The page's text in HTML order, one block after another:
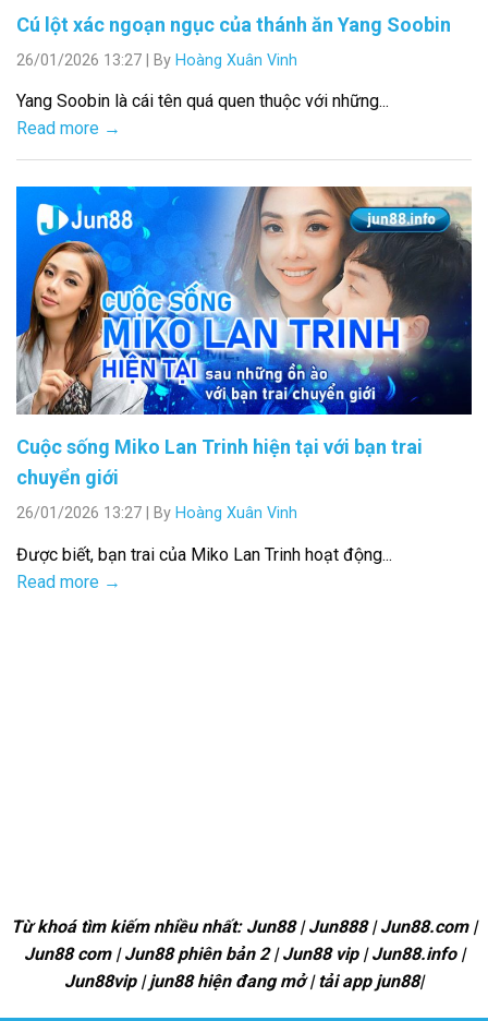
Cú lột xác ngoạn ngục của thánh ăn Yang Soobin
26/01/2026 13:27 By Hoàng Xuân Vinh
Yang Soobin là cái tên quá quen thuộc với những...
Read more →
Cuộc sống Miko Lan Trinh hiện tại với bạn trai
chuyển giới
26/01/2026 13:27 By Hoàng Xuân Vinh
Được biết, bạn trai của Miko Lan Trinh hoạt động...
Read more →
Từ khoá tìm kiếm nhiều nhất: Jun88 | Jun888 | Jun88.com |
Jun88 com | Jun88 phiên bản 2 | Jun88 vip | Jun88.info |
Jun88vip | jun88 hiện đang mở | tải app jun88|